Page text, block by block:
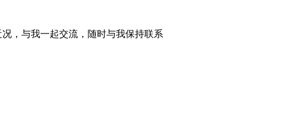
，与我一起交流，随时与我保持联系